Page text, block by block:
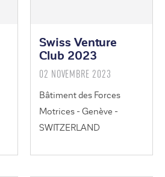
Swiss Venture
Club 2023
02 NOVEMBRE 2023
Bâtiment des Forces
Motrices - Genève -
SWITZERLAND